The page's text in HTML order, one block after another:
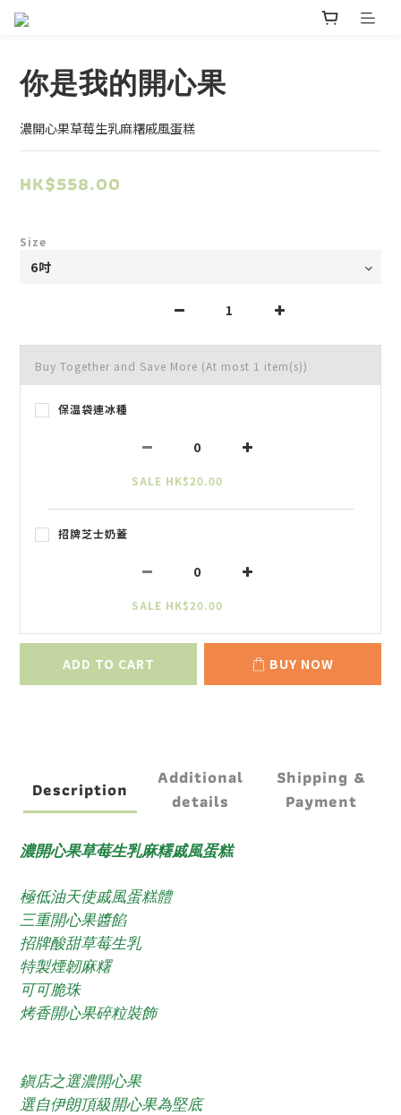
你是我的開心果
濃開心果草莓生乳麻糬戚風蛋糕
HK$558.00
Size
Buy Together and Save More (At most 1 item(s))
保温袋連冰種
SALE HK$20.00
招牌芝士奶蓋
SALE HK$20.00
ADD TO CART BUY NOW
Description
Additional
details
Shipping &
Payment
濃開心果草莓生乳麻糬戚風蛋糕
極低油天使戚風蛋糕體
三重開心果醬餡
招牌酸甜草莓生乳
特製煙韌麻糬
可可脆珠
烤香開心果碎粒裝飾
鎭店之選濃開心果
選自伊朗頂級開心果為堅底